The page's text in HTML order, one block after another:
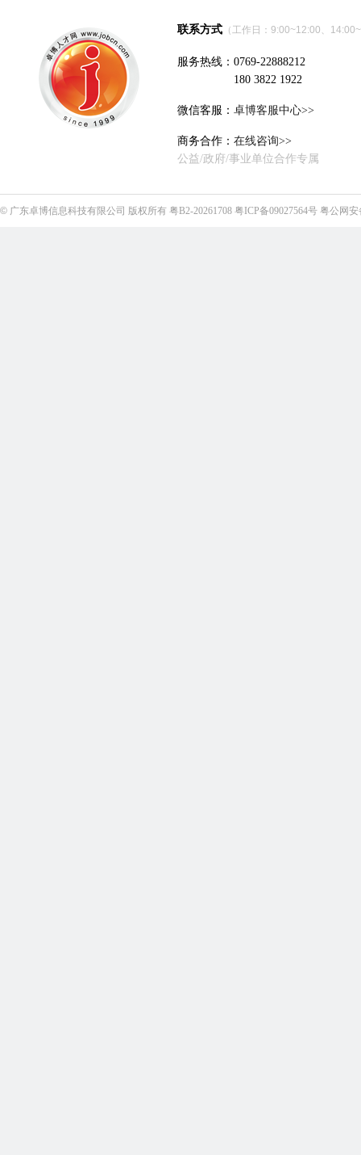
联系方式 （工作日：9:00~12:00、
服务热线：0769-22888212
180 3822 1922
微信客服： 卓博客服中心>>
商务合作： 在线咨询>>
公益/政府/事业单位合作专属
© 广东卓博信息科技有限公司 版权所有 粤B2-20261708 粤ICP备09027564号 粤公网安